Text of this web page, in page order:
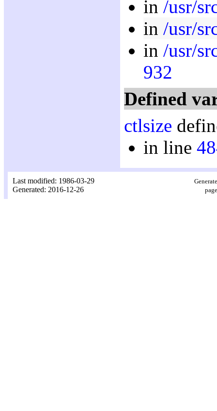
in /usr/
in /usr/
in /usr/
932
Defined
ctlsize
in line
Last modified: 1986-03-29
Generated: 2016-12-26